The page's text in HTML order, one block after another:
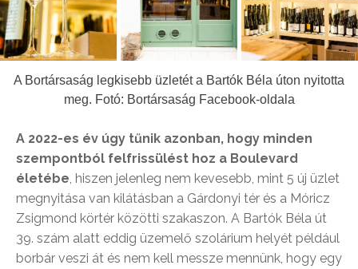
A Bortársaság legkisebb üzletét a Bartók Béla úton nyitotta
meg. Fotó: Bortársaság Facebook-oldala
A 2022-es év úgy tűnik azonban, hogy minden
szempontból felfrissülést hoz a Boulevard
életébe, hiszen jelenleg nem kevesebb, mint 5 új üzlet
megnyitása van kilátásban a Gárdonyi tér és a Móricz
Zsigmond körtér közötti szakaszon. A Bartók Béla út
39. szám alatt eddig üzemelő szolárium helyét például
borbár veszi át és nem kell messze mennünk, hogy egy